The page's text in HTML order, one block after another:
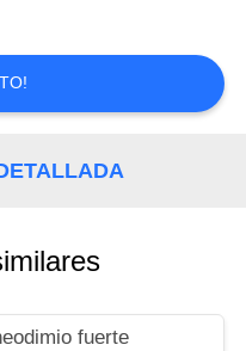
fuerte